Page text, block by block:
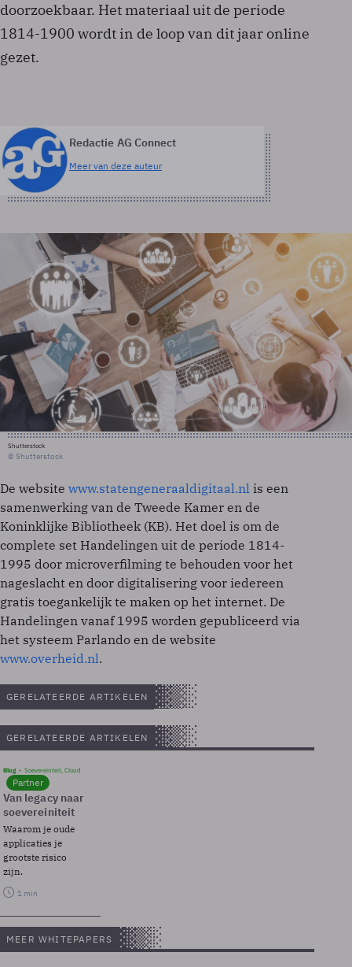
doorzoekbaar. Het materiaal uit de periode
1814-1900 wordt in de loop van dit jaar online
gezet.
Redactie AG Connect
Meer van deze auteur
Shutterstock
© Shutterstock
De website www.statengeneraaldigitaal.nl is een
samenwerking van de Tweede Kamer en de
Koninklijke Bibliotheek (KB). Het doel is om de
complete set Handelingen uit de periode 1814-
1995 door microverfilming te behouden voor het
nageslacht en door digitalisering voor iedereen
gratis toegankelijk te maken op het internet. De
Handelingen vanaf 1995 worden gepubliceerd via
het systeem Parlando en de website
www.overheid.nl.
GERELATEERDE ARTIKELEN
GERELATEERDE ARTIKELEN
Blog Soevereinteit, Cloud
Partner
Van legacy naar
soevereiniteit
Waarom je oude
applicaties je
grootste risico
zijn.
1 min
MEER WHITEPAPERS